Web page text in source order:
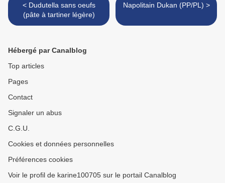
< Dudutella sans oeufs
(pâte à tartiner légère)
Napolitain Dukan (PP/PL) >
Hébergé par Canalblog
Top articles
Pages
Contact
Signaler un abus
C.G.U.
Cookies et données personnelles
Préférences cookies
Voir le profil de karine100705 sur le portail Canalblog